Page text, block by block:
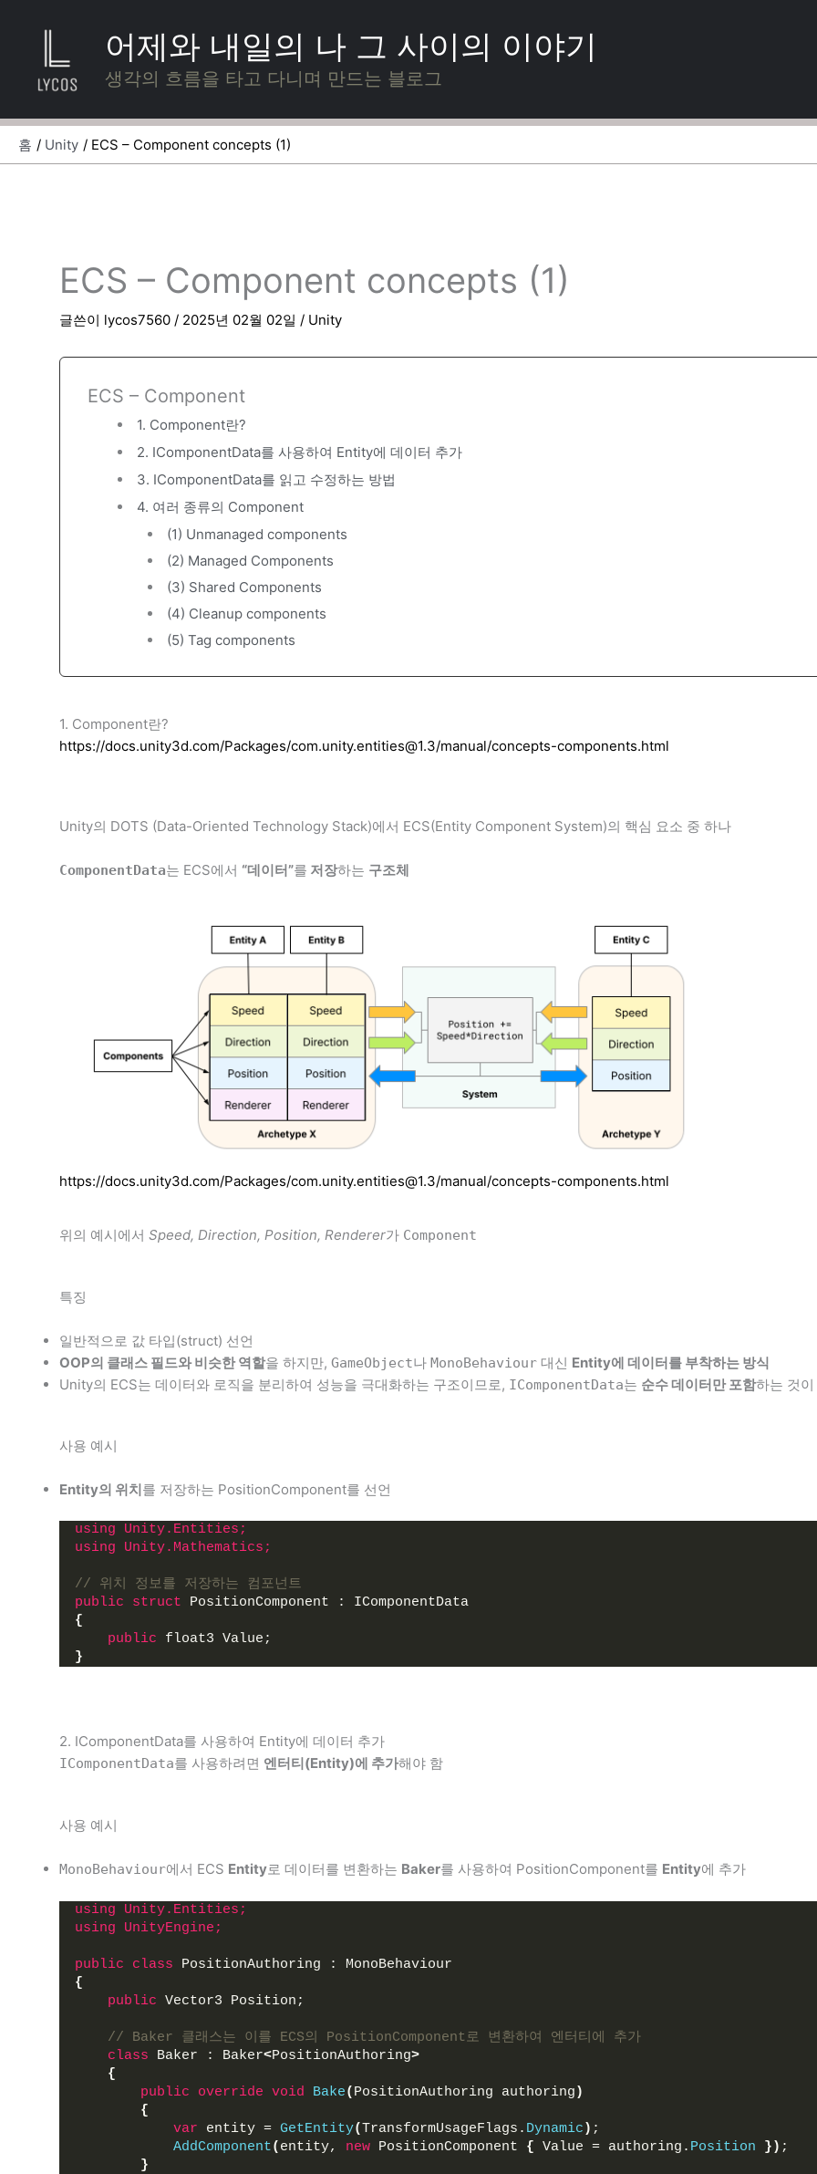
너
기
어제와 내일의 나 그 사이의 이야기
생각의 흐름을 타고 다니며 만드는 블로그
홈 Unity ECS – Component concepts (1)
ECS – Component concepts (1)
글쓴이 lycos7560 / 2025년 02월 02일 / Unity
ECS – Component
1. Component란?
2. IComponentData를 사용하여 Entity에 데이터 추가
3. IComponentData를 읽고 수정하는 방법
4. 여러 종류의 Component
(1) Unmanaged components
(2) Managed Components
(3) Shared Components
(4) Cleanup components
(5) Tag components
1. Component란?
https://docs.unity3d.com/Packages/com.unity.entities@1.3/manual/concepts-components.html
Unity의 DOTS (Data-Oriented Technology Stack)에서 ECS(Entity Component System)의 핵심 요소 중 하나
ComponentData는 ECS에서 “데이터”를 저장하는 구조체
https://docs.unity3d.com/Packages/com.unity.entities@1.3/manual/concepts-components.html
위의 예시에서 Speed, Direction, Position, Renderer가 Component
특징
일반적으로 값 타입(struct) 선언
OOP의 클래스 필드와 비슷한 역할을 하지만, GameObject나 MonoBehaviour 대신 Entity에 데이터를 부착하는 방식
Unity의 ECS는 데이터와 로직을 분리하여 성능을 극대화하는 구조이므로, IComponentData는 순수 데이터만 포함하는 것
사용 예시
Entity의 위치를 저장하는 PositionComponent를 선언
using Unity.Entities;
using Unity.Mathematics;
// 위치 정보를 저장하는 컴포넌트
public
struct PositionComponent : IComponentData
{
public float3 Value;
}
2. IComponentData를 사용하여 Entity에 데이터 추가
IComponentData를 사용하려면 엔터티(Entity)에 추가해야 함
사용 예시
MonoBehaviour에서 ECS Entity로 데이터를 변환하는 Baker를 사용하여 PositionComponent를 Entity에 추가
using Unity.Entities;
using UnityEngine;
public class PositionAuthoring : MonoBehaviour
{
public Vector3 Position;
// Baker 클래스는 이를 ECS의 PositionComponent로 변환하여 엔터티에 추가
class Baker : Baker<PositionAuthoring>
{
public
override void Bake( PositionAuthoring authoring )
{
var entity = GetEntity(TransformUsageFlags. Dynamic ) ;
AddComponent( entity, new PositionComponent { Value = authoring. Position }) ;
}